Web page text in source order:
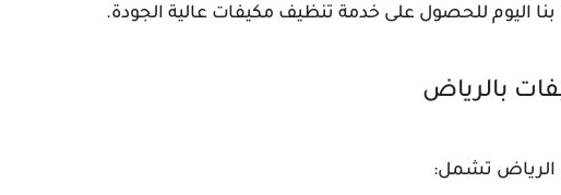
بنا اليوم للحصول على خدمة تنظيف مكيفات عالية الجودة.
بالرياض
الرياض تشمل: